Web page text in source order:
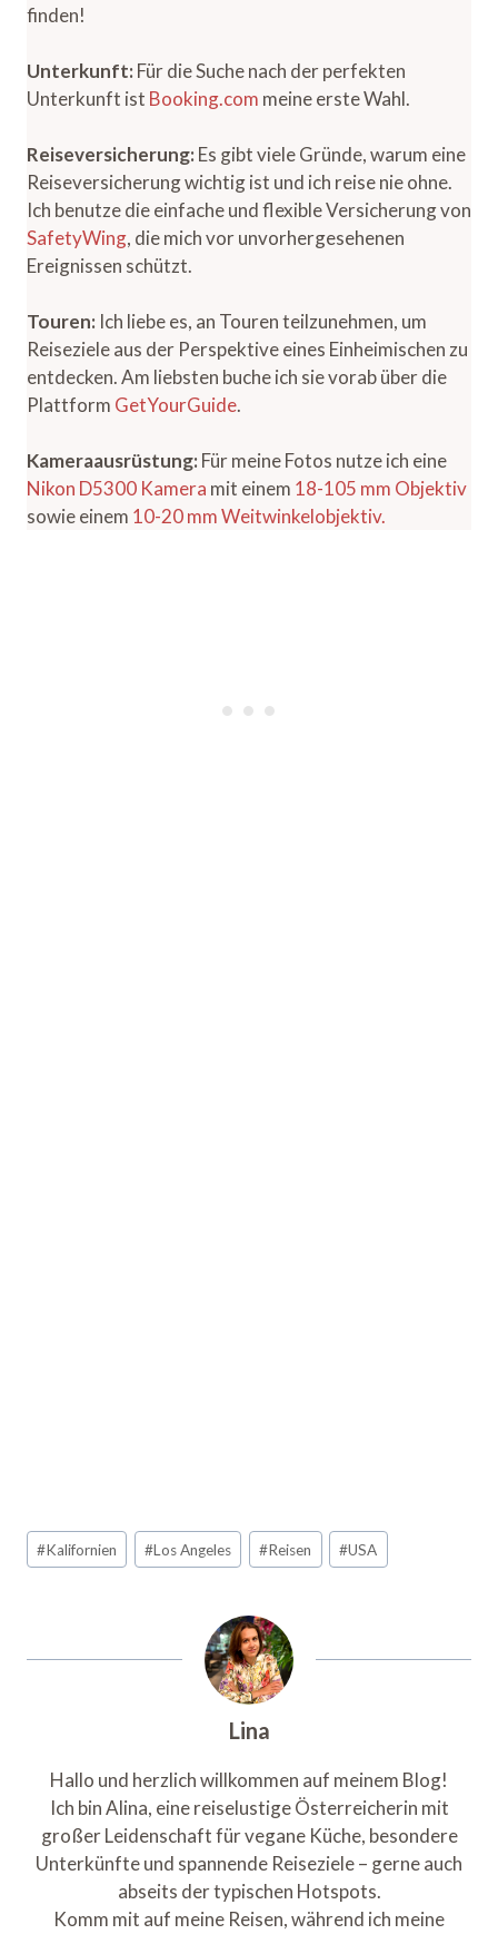
finden!
Unterkunft: Für die Suche nach der perfekten
Unterkunft ist Booking.com meine erste Wahl.
Reiseversicherung: Es gibt viele Gründe, warum eine
Reiseversicherung wichtig ist und ich reise nie ohne.
Ich benutze die einfache und flexible Versicherung von
SafetyWing, die mich vor unvorhergesehenen
Ereignissen schützt.
Touren: Ich liebe es, an Touren teilzunehmen, um
Reiseziele aus der Perspektive eines Einheimischen zu
entdecken. Am liebsten buche ich sie vorab über die
Plattform GetYourGuide.
Kameraausrüstung: Für meine Fotos nutze ich eine
Nikon D5300 Kamera mit einem 18-105 mm Objektiv
sowie einem 10-20 mm Weitwinkelobjektiv.
Beitrags
Tags:
#Kalifornien #Los Angeles #Reisen #USA
Lina
Hallo und herzlich willkommen auf meinem Blog!
Ich bin Alina, eine reiselustige Österreicherin mit
großer Leidenschaft für vegane Küche, besondere
Unterkünfte und spannende Reiseziele – gerne auch
abseits der typischen Hotspots.
Komm mit auf meine Reisen, während ich meine